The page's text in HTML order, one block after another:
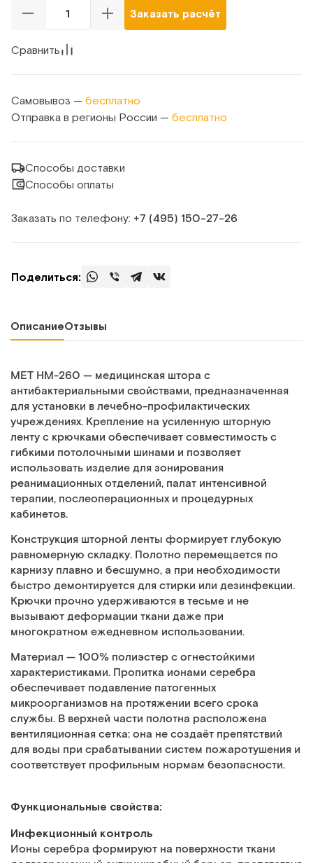
Заказать расчёт
Сравнить
Самовывоз — бесплатно
Отправка в регионы России — бесплатно
Способы доставки
Способы оплаты
Заказать по телефону: +7 (495) 150‑27‑26
Поделиться:
ОписаниеОтзывы
МЕТ HM-260 — медицинская штора с
антибактериальными свойствами, предназначенная
для установки в лечебно-профилактических
учреждениях. Крепление на усиленную шторную
ленту с крючками обеспечивает совместимость с
гибкими потолочными шинами и позволяет
использовать изделие для зонирования
реанимационных отделений, палат интенсивной
терапии, послеоперационных и процедурных
кабинетов.
Конструкция шторной ленты формирует глубокую
равномерную складку. Полотно перемещается по
карнизу плавно и бесшумно, а при необходимости
быстро демонтируется для стирки или дезинфекции.
Крючки прочно удерживаются в тесьме и не
вызывают деформации ткани даже при
многократном ежедневном использовании.
Материал — 100% полиэстер с огнестойкими
характеристиками. Пропитка ионами серебра
обеспечивает подавление патогенных
микроорганизмов на протяжении всего срока
службы. В верхней части полотна расположена
вентиляционная сетка: она не создаёт препятствий
для воды при срабатывании систем пожаротушения и
соответствует профильным нормам безопасности.
Функциональные свойства:
Инфекционный контроль
Ионы серебра формируют на поверхности ткани